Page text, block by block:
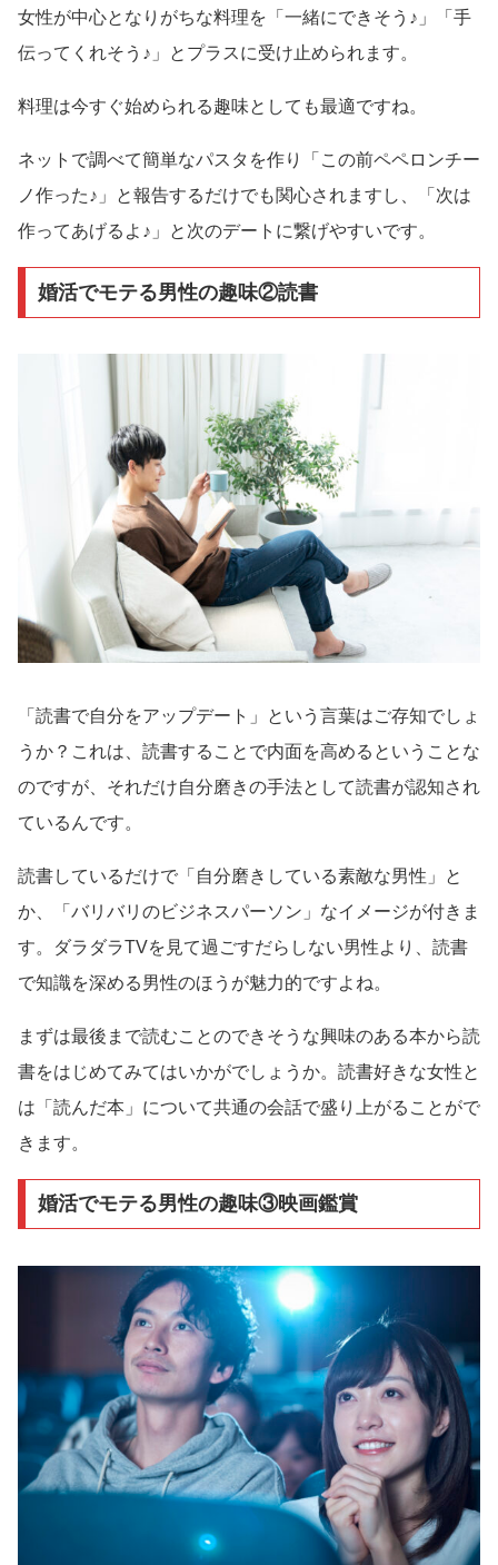
女性が中心となりがちな料理を「一緒にできそう♪」「手
伝ってくれそう♪」とプラスに受け止められます。
料理は今すぐ始められる趣味としても最適ですね。
ネットで調べて簡単なパスタを作り「この前ペペロンチー
ノ作った♪」と報告するだけでも関心されますし、「次は
作ってあげるよ♪」と次のデートに繋げやすいです。
婚活でモテる男性の趣味②読書
「読書で自分をアップデート」という言葉はご存知でしょ
うか？これは、読書することで内面を高めるということな
のですが、それだけ自分磨きの手法として読書が認知され
ているんです。
読書しているだけで「自分磨きしている素敵な男性」と
か、「バリバリのビジネスパーソン」なイメージが付きま
す。ダラダラTVを見て過ごすだらしない男性より、読書
で知識を深める男性のほうが魅力的ですよね。
まずは最後まで読むことのできそうな興味のある本から読
書をはじめてみてはいかがでしょうか。読書好きな女性と
は「読んだ本」について共通の会話で盛り上がることがで
きます。
婚活でモテる男性の趣味③映画鑑賞